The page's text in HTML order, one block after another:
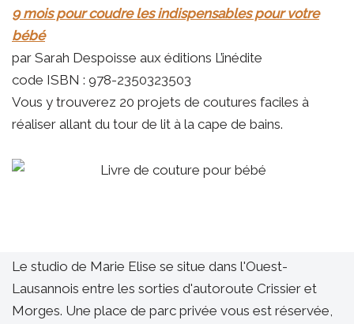
9 mois pour coudre les indispensables pour votre
bébé
par Sarah Despoisse aux éditions L’inédite
code ISBN : 978-2350323503
Vous y trouverez 20 projets de coutures faciles à
réaliser allant du tour de lit à la cape de bains.
Le studio de Marie Elise se situe dans l'Ouest-
Lausannois entre les sorties d'autoroute Crissier et
Morges. Une place de parc privée vous est réservée,